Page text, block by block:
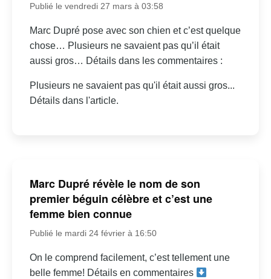
Publié le vendredi 27 mars à 03:58
Marc Dupré pose avec son chien et c’est quelque
chose… Plusieurs ne savaient pas qu’il était
aussi gros… Détails dans les commentaires :
Plusieurs ne savaient pas qu'il était aussi gros...
Détails dans l'article.
Marc Dupré révèle le nom de son
premier béguin célèbre et c’est une
femme bien connue
Publié le mardi 24 février à 16:50
On le comprend facilement, c’est tellement une
belle femme! Détails en commentaires